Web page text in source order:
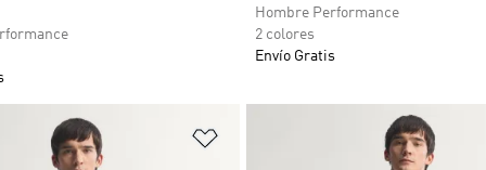
Hombre Performance
2 colores
Envío Gratis
de deseos Añadir a la lista de deseos